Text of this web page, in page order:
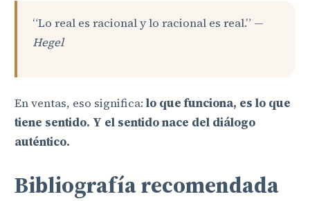
“Lo real es racional y lo racional es real.” —
Hegel
En ventas, eso significa: lo que funciona, es lo que
tiene sentido. Y el sentido nace del diálogo
auténtico.
Bibliografía recomendada